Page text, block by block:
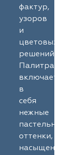
фактур,
узоров
и
цветовых
решений.
Палитра
включает
в
себя
нежные
оттенки,